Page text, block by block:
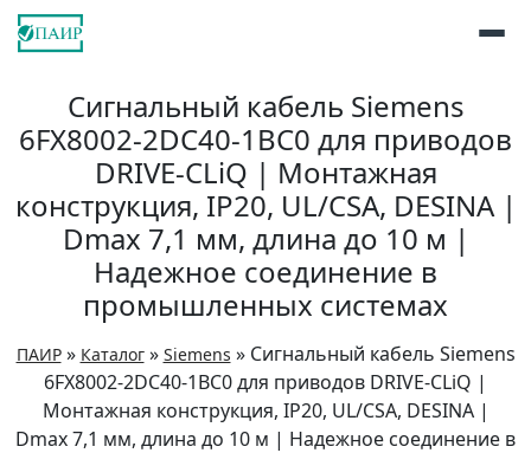
Сигнальный кабель Siemens
6FX8002-2DC40-1BC0 для приводов
DRIVE-CLiQ | Монтажная
конструкция, IP20, UL/CSA, DESINA |
Dmax 7,1 мм, длина до 10 м |
Надежное соединение в
промышленных системах
ПАИР» Каталог» Siemens » Сигнальный кабель Siemens
6FX8002-2DC40-1BC0 для приводов DRIVE-CLiQ |
Монтажная конструкция, IP20, UL/CSA, DESINA |
Dmax 7,1 мм, длина до 10 м | Надежное соединение в